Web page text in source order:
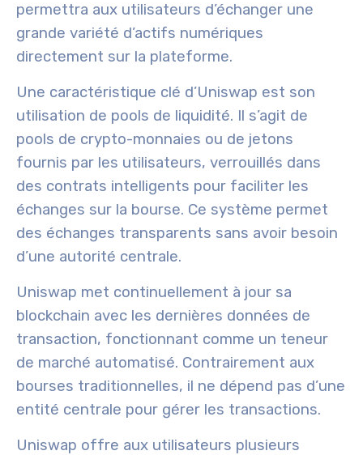
permettra aux utilisateurs d’échanger une
grande variété d’actifs numériques
directement sur la plateforme.
Une caractéristique clé d’Uniswap est son
utilisation de pools de liquidité. Il s’agit de
pools de crypto-monnaies ou de jetons
fournis par les utilisateurs, verrouillés dans
des contrats intelligents pour faciliter les
échanges sur la bourse. Ce système permet
des échanges transparents sans avoir besoin
d’une autorité centrale.
Uniswap met continuellement à jour sa
blockchain avec les dernières données de
transaction, fonctionnant comme un teneur
de marché automatisé. Contrairement aux
bourses traditionnelles, il ne dépend pas d’une
entité centrale pour gérer les transactions.
Uniswap offre aux utilisateurs plusieurs